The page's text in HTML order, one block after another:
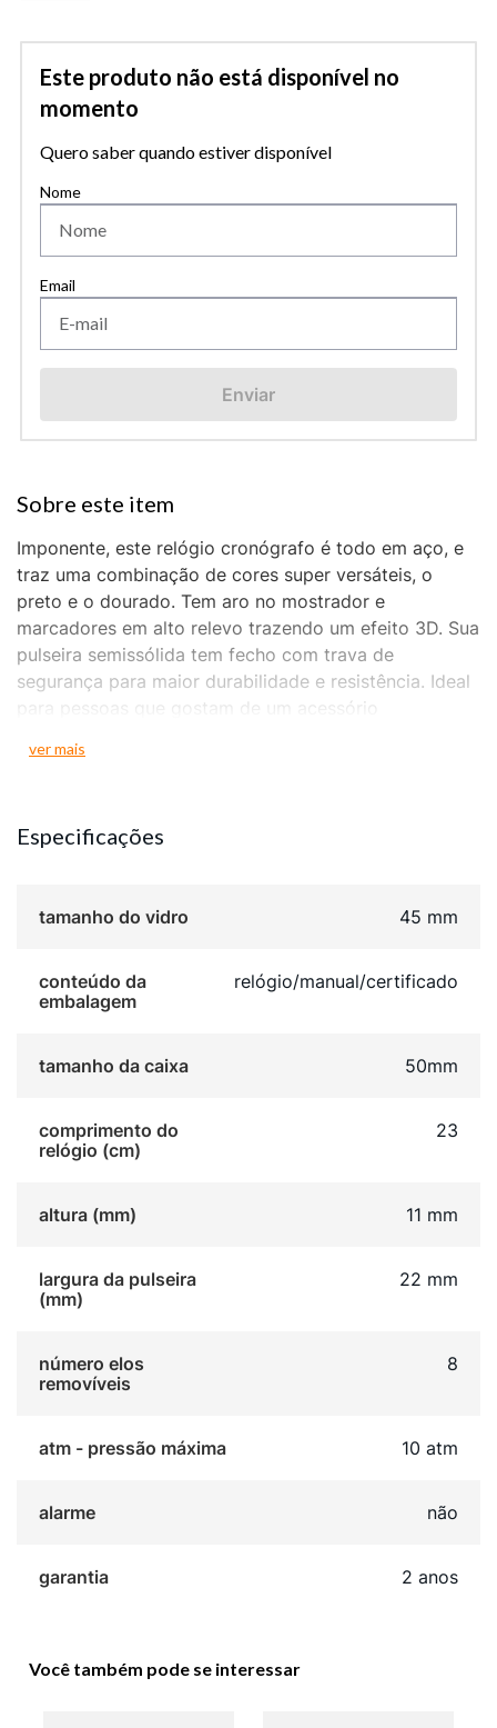
Este produto não está disponível no
momento
Quero saber quando estiver disponível
Enviar
Imponente, este relógio cronógrafo é todo em aço, e
traz uma combinação de cores super versáteis, o
preto e o dourado. Tem aro no mostrador e
marcadores em alto relevo trazendo um efeito 3D. Sua
pulseira semissólida tem fecho com trava de
segurança para maior durabilidade e resistência. Ideal
para pessoas que gostam de um acessório
diversas ocasiões. Esse relógio possui a caixa em 5
ver mais
Especificações
tamanho do vidro 45 mm
conteúdo da
embalagem
relógio/manual/certificado
tamanho da caixa 50mm
comprimento do
relógio (cm)
23
altura (mm) 11 mm
largura da pulseira
(mm)
22 mm
número elos
removíveis
8
atm - pressão máxima 10 atm
alarme não
garantia 2 anos
Você também pode se interessar